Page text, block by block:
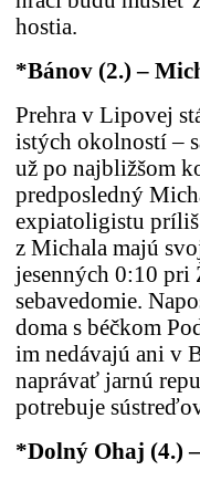
hostia.
*Bánov (2.) –
Prehra v Lipovej
istých okolností –
už po najbližšom
predposledný
expiatoligistu
z Michala majú
jesenných 0:10
sebavedomie.
doma s béčkom
im nedávajú ani v
naprávať jarnú
potrebuje
*Dolný Ohaj (4.)